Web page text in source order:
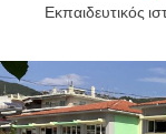
Εκπαιδευτικός